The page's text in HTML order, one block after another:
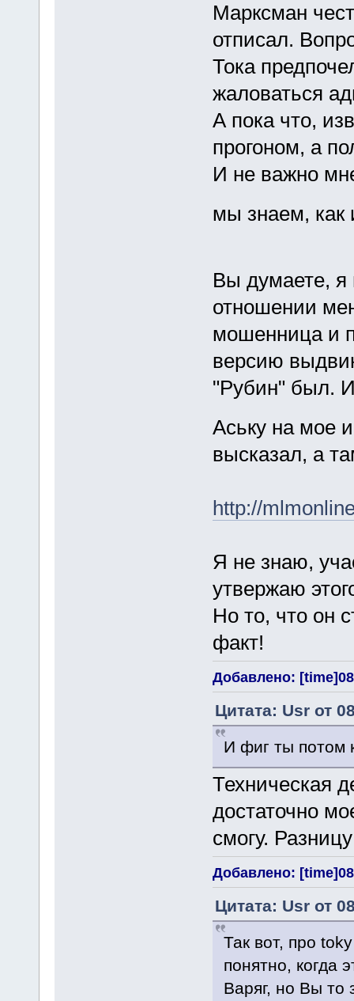
Марксман
отписал.
Тока
жаловаться
А пока что,
прогоном, а
И не важно
мы знаем, как
Вы думаете, я
отношении
мошенница и
версию
"Рубин" был.
Аську на мое
высказал, а
http://
Я не знаю,
утвержаю
Но то, что он
факт!
Добавлено:
Цитата: Usr от
И фиг ты потом
Техническая
достаточно
смогу.
Добавлено:
Цитата: Usr от
Так вот, про
понятно, когда
Варяг, но Вы то